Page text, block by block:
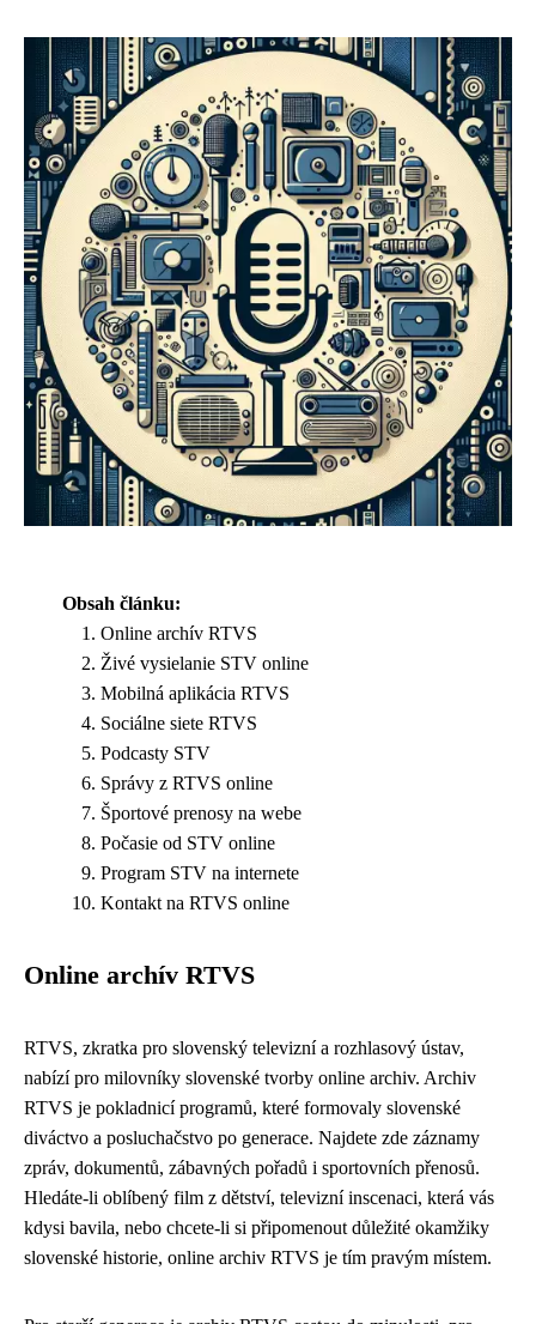
Obsah článku:
Online archív RTVS
Živé vysielanie STV online
Mobilná aplikácia RTVS
Sociálne siete RTVS
Podcasty STV
Správy z RTVS online
Športové prenosy na webe
Počasie od STV online
Program STV na internete
Kontakt na RTVS online
Online archív RTVS
RTVS, zkratka pro slovenský televizní a rozhlasový ústav,
nabízí pro milovníky slovenské tvorby online archiv. Archiv
RTVS je pokladnicí programů, které formovaly slovenské
diváctvo a posluchačstvo po generace. Najdete zde záznamy
zpráv, dokumentů, zábavných pořadů i sportovních přenosů.
Hledáte-li oblíbený film z dětství, televizní inscenaci, která vás
kdysi bavila, nebo chcete-li si připomenout důležité okamžiky
slovenské historie, online archiv RTVS je tím pravým místem.